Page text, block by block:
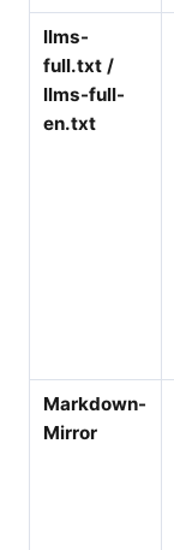
llms-
full.txt /
llms-full-
en.txt
Markdown-
Mirror